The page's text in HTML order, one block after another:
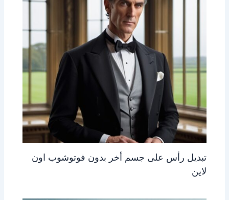
تبديل رأس على جسم أخر بدون فوتوشوب اون
لاين